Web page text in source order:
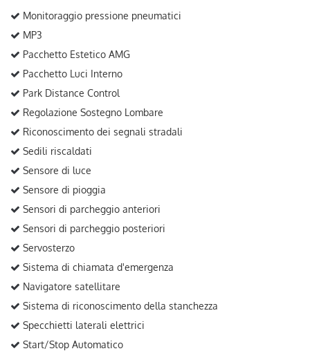
Monitoraggio pressione pneumatici
MP3
Pacchetto Estetico AMG
Pacchetto Luci Interno
Park Distance Control
Regolazione Sostegno Lombare
Riconoscimento dei segnali stradali
Sedili riscaldati
Sensore di luce
Sensore di pioggia
Sensori di parcheggio anteriori
Sensori di parcheggio posteriori
Servosterzo
Sistema di chiamata d'emergenza
Navigatore satellitare
Sistema di riconoscimento della stanchezza
Specchietti laterali elettrici
Start/Stop Automatico